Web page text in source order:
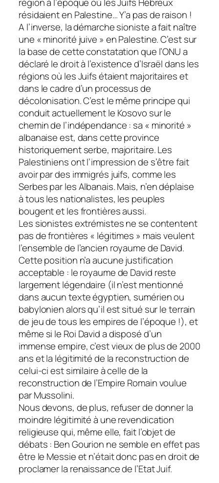
résidaient en Palestine… Y’a pas de raison !
A l’inverse, la démarche sioniste a fait naître
une « minorité juive » en Palestine. C’est sur
la base de cette constatation que l’ONU a
déclaré le droit à l’existence d’Israël dans les
régions où les Juifs étaient majoritaires et
dans le cadre d’un processus de
décolonisation. C’est le même principe qui
conduit actuellement le Kosovo sur le
chemin de l’indépendance : sa « minorité »
albanaise est, dans cette province
historiquement serbe, majoritaire. Les
Palestiniens ont l’impression de s’être fait
avoir par des immigrés juifs, comme les
Serbes par les Albanais. Mais, n’en déplaise
à tous les nationalistes, les peuples
bougent et les frontières aussi.
Les sionistes extrémistes ne se contentent
pas de frontières « légitimes » mais veulent
l’ensemble de l’ancien royaume de David.
Cette position n’a aucune justification
acceptable : le royaume de David reste
largement légendaire (il n’est mentionné
dans aucun texte égyptien, sumérien ou
babylonien alors qu’il est situé sur le terrain
de jeu de tous les empires de l’époque !), et
même si le Roi David a disposé d’un
immense empire, c’est vieux de plus de 2000
ans et la légitimité de la reconstruction de
celui-ci est similaire à celle de la
reconstruction de l’Empire Romain voulue
par Mussolini.
Nous devons, de plus, refuser de donner la
moindre légitimité à une revendication
religieuse qui, même elle, fait l’objet de
débats : Ben Gourion ne semble en effet pas
être le Messie et n’était donc pas en droit de
proclamer la renaissance de l’Etat Juif.